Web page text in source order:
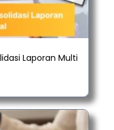
Laporan Multi